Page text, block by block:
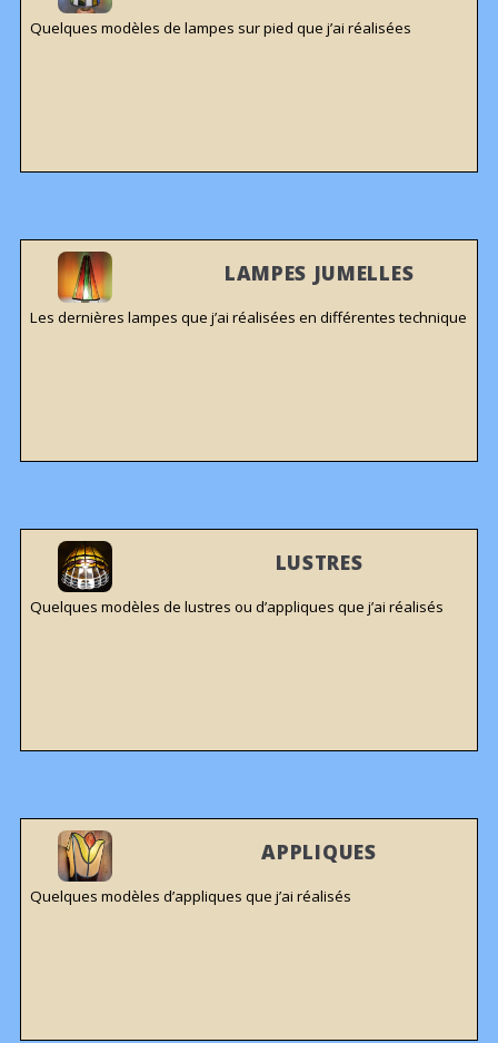
Quelques modèles de lampes sur pied que j’ai réalisées
LAMPES JUMELLES
Les dernières lampes que j’ai réalisées en différentes technique
LUSTRES
Quelques modèles de lustres ou d’appliques que j’ai réalisés
APPLIQUES
Quelques modèles d’appliques que j’ai réalisés